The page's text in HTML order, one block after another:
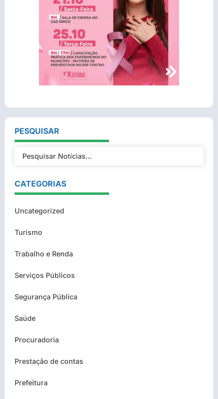
PESQUISAR
CATEGORIAS
Uncategorized
Turismo
Trabalho e Renda
Serviços Públicos
Segurança Pública
Saúde
Procuradoria
Prestação de contas
Prefeitura